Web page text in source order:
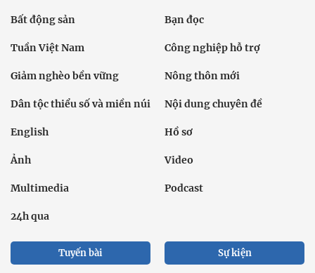
Bất động sản Bạn đọc
Tuần Việt Nam Công nghiệp hỗ trợ
Giảm nghèo bền vững Nông thôn mới
Dân tộc thiểu số và miền núi Nội dung chuyên đề
English Hồ sơ
Ảnh Video
Multimedia Podcast
24h qua
Tuyến bài Sự kiện